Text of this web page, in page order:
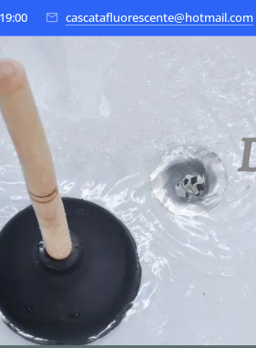
cascatafluorescente@hotmail.com